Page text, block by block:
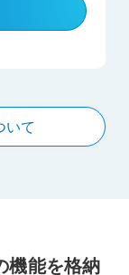
いて
機能を格納